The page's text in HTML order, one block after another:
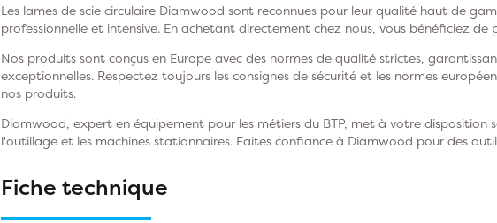
Les lames de scie circulaire Diamwood sont reconnues pour leur qualité haut de
professionnelle et intensive. En achetant directement chez nous, vous bénéficiez de
Nos produits sont conçus en Europe avec des normes de qualité strictes,
exceptionnelles. Respectez toujours les consignes de sécurité et les normes
nos produits.
Diamwood, expert en équipement pour les métiers du BTP, met à votre disposition
l'outillage et les machines stationnaires. Faites confiance à Diamwood pour des
Fiche technique